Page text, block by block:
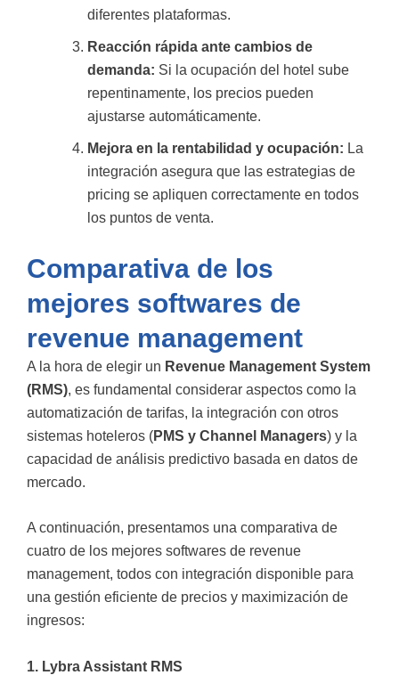
diferentes plataformas.
Reacción rápida ante cambios de
demanda: Si la ocupación del hotel sube
repentinamente, los precios pueden
ajustarse automáticamente.
Mejora en la rentabilidad y ocupación: La
integración asegura que las estrategias de
pricing se apliquen correctamente en todos
los puntos de venta.
Comparativa de los
mejores softwares de
revenue management
A la hora de elegir un Revenue Management System
(RMS), es fundamental considerar aspectos como la
automatización de tarifas, la integración con otros
sistemas hoteleros (PMS y Channel Managers) y la
capacidad de análisis predictivo basada en datos de
mercado.
A continuación, presentamos una comparativa de
cuatro de los mejores softwares de revenue
management, todos con integración disponible para
una gestión eficiente de precios y maximización de
ingresos:
1. Lybra Assistant RMS